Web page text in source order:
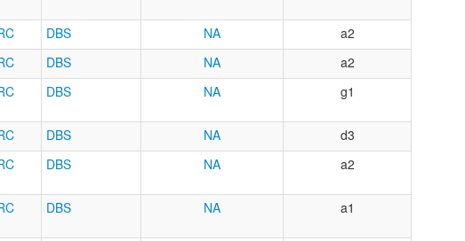
DBS NA
a2
DBS NA
a2
DBS NA g1
DBS NA
d3
DBS NA a2
DBS NA a1